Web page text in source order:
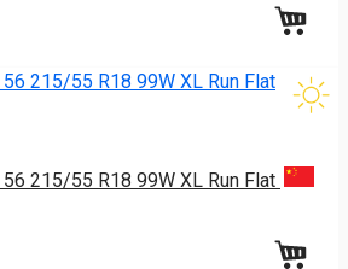
215/55 R18 99W XL Run Flat